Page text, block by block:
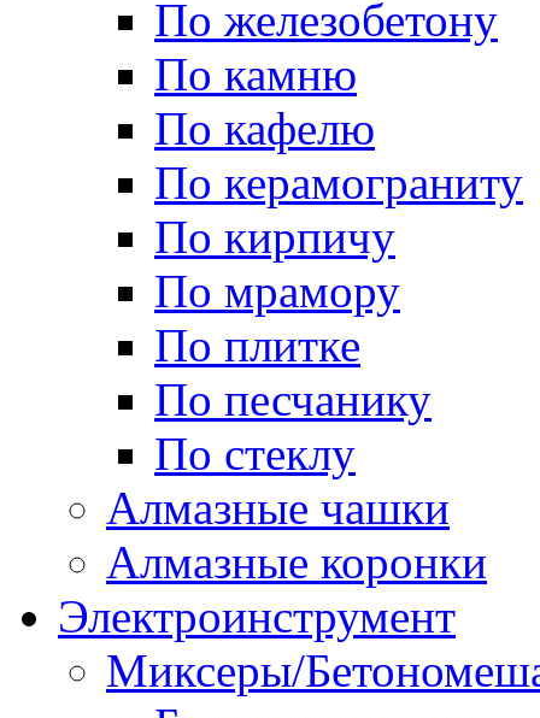
По железобетону
По камню
По кафелю
По керамограниту
По кирпичу
По мрамору
По плитке
По песчанику
По стеклу
Алмазные чашки
Алмазные коронки
Электроинструмент
Миксеры/